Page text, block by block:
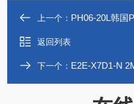
上一个： PH06-20L韩国
返回列表
下一个： E2E-X7D1-N 2M